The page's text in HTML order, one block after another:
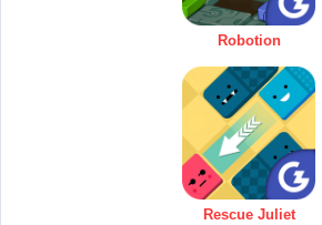
Robotion
Rescue Juliet